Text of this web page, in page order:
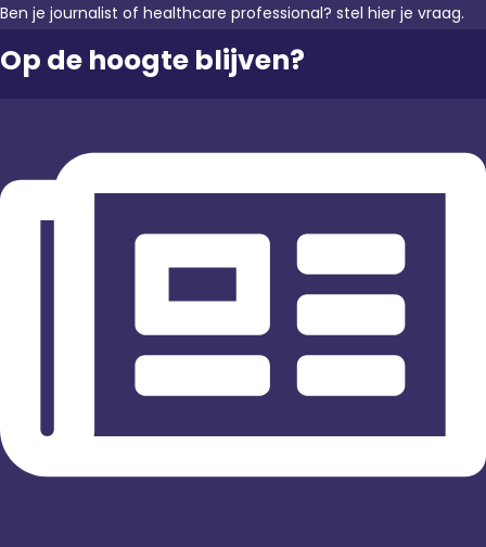
Ben je journalist of healthcare professional? stel hier je vraag.
Op de hoogte blijven?